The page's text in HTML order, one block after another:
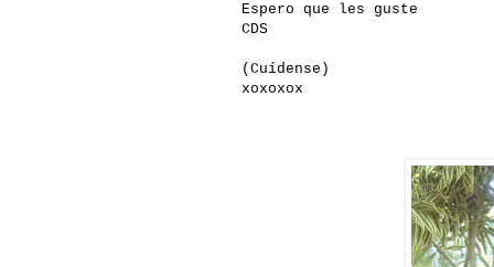
Espero que les guste
CDS
(Cuídense)
xoxoxox